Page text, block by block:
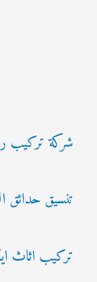
شركة تركيب
تنسيق حدائق
تركيب اثاث